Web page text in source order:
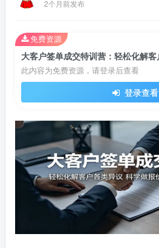
2个月前发布
此内容为免费资源，请登录后查看
登录查看
免费资源